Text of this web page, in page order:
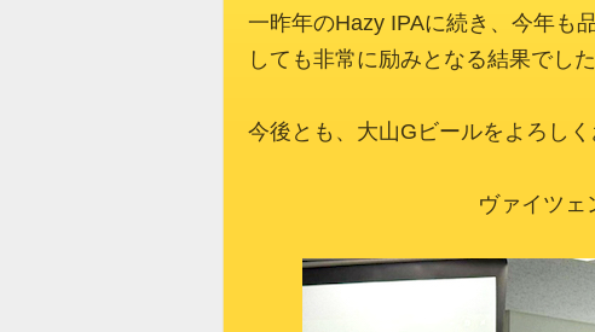
一昨年のHazy IPAに続き、今年も
しても非常に励みとなる結果でした
今後とも、大山Gビールをよろしく
ヴァイツェ